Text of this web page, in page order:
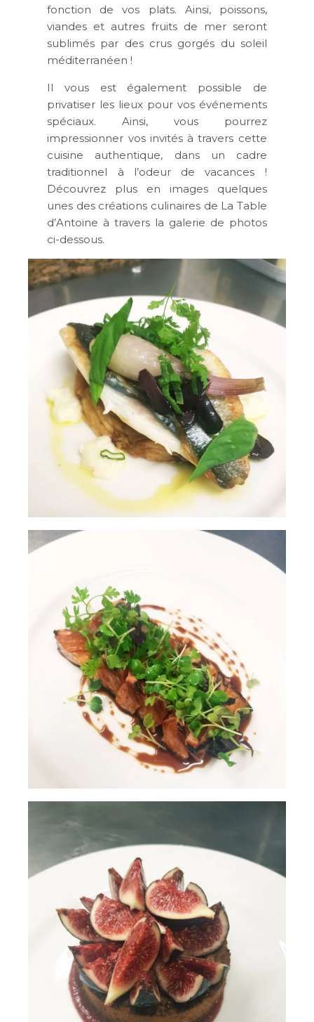
fonction de vos plats. Ainsi, poissons,
viandes et autres fruits de mer seront
sublimés par des crus gorgés du soleil
méditerranéen !
Il vous est également possible de
privatiser les lieux pour vos événements
spéciaux. Ainsi, vous pourrez
impressionner vos invités à travers cette
cuisine authentique, dans un cadre
traditionnel à l’odeur de vacances !
Découvrez plus en images quelques
unes des créations culinaires de La Table
d’Antoine à travers la galerie de photos
ci-dessous.